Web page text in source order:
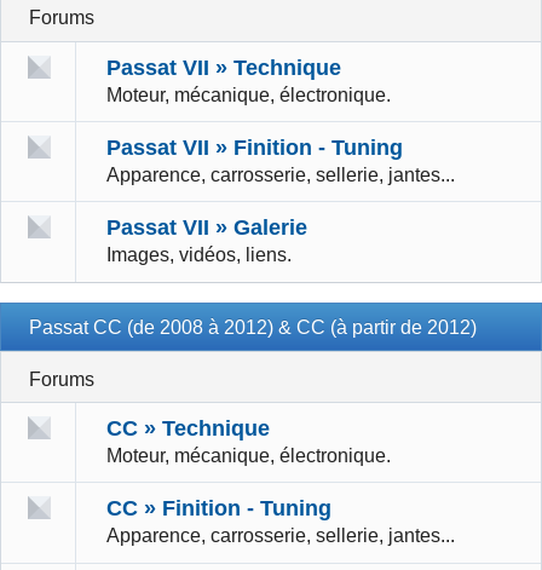
Forums
Passat VII » Technique
Moteur, mécanique, électronique.
Passat VII » Finition - Tuning
Apparence, carrosserie, sellerie, jantes...
Passat VII » Galerie
Images, vidéos, liens.
Passat CC (de 2008 à 2012) & CC (à partir de 2012)
Forums
CC » Technique
Moteur, mécanique, électronique.
CC » Finition - Tuning
Apparence, carrosserie, sellerie, jantes...